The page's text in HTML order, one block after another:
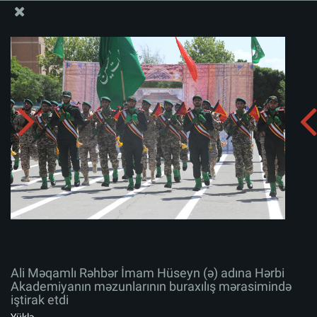
Ali Məqamlı Rəhbər İmam Hüseyn (ə) adına Hərbi
Akademiyanın məzunlarının buraxılış mərasimində
iştirak etdi
Albomu yüklə:
Ali Məqamlı Rəhbər İmam Hüseyn (ə) adına Hərbi
Akademiyanın məzunlarının buraxılış mərasimində
iştirak etdi